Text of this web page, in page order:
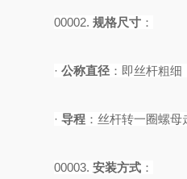
00002.规格尺寸 ‌：
· 公称直径 ：即丝杆粗
· 导程 ：丝杆转一圈螺
00003.安装方式 ‌：